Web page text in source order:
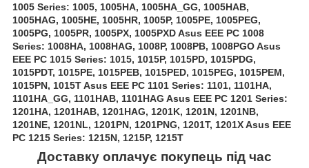
1005 Series: 1005, 1005HA, 1005HA_GG, 1005HAB,
1005HAG, 1005HE, 1005HR, 1005P, 1005PE, 1005PEG,
1005PG, 1005PR, 1005PX, 1005PXD Asus EEE PC 1008
Series: 1008HA, 1008HAG, 1008P, 1008PB, 1008PGO Asus
EEE PC 1015 Series: 1015, 1015P, 1015PD, 1015PDG,
1015PDT, 1015PE, 1015PEB, 1015PED, 1015PEG, 1015PEM,
1015PN, 1015T Asus EEE PC 1101 Series: 1101, 1101HA,
1101HA_GG, 1101HAB, 1101HAG Asus EEE PC 1201 Series:
1201HA, 1201HAB, 1201HAG, 1201K, 1201N, 1201NB,
1201NE, 1201NL, 1201PN, 1201PNG, 1201T, 1201X Asus EEE
PC 1215 Series: 1215N, 1215P, 1215T
Доставку оплачує покупець під час